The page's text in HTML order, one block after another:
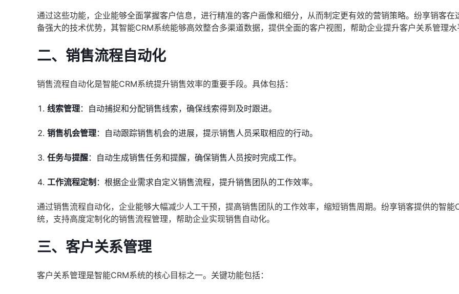
通过这些功能，企业能够全面掌握客户信息，进行精准的客户画像和细分，从而制定更有效的营销策略。纷享销客在
备强大的技术优势，其智能CRM系统能够高效整合多渠道数据，提供全面的客户视图，帮助企业提升客户关系管理水
二、销售流程自动化
销售流程自动化是智能CRM系统提升销售效率的重要手段。具体包括：
线索管理：自动捕捉和分配销售线索，确保线索得到及时跟进。
销售机会管理：自动跟踪销售机会的进展，提示销售人员采取相应的行动。
任务与提醒：自动生成销售任务和提醒，确保销售人员按时完成工作。
工作流程定制 ：根据企业需求自定义销售流程，提升销售团队的工作效率。
通过销售流程自动化，企业能够大幅减少人工干预，提高销售团队的工作效率，缩短销售周期。纷享销客提供的智能
统，支持高度定制化的销售流程管理，帮助企业实现销售自动化。
三、客户关系管理
客户关系管理是智能CRM系统的核心目标之一。关键功能包括：